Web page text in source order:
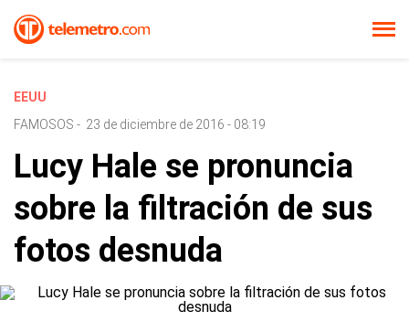
EEUU
FAMOSOS - 23 de diciembre de 2016 - 08:19
Lucy Hale se pronuncia
sobre la filtración de sus
fotos desnuda